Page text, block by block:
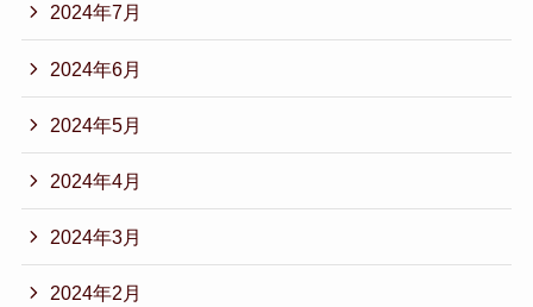
2024年7月
2024年6月
2024年5月
2024年4月
2024年3月
2024年2月